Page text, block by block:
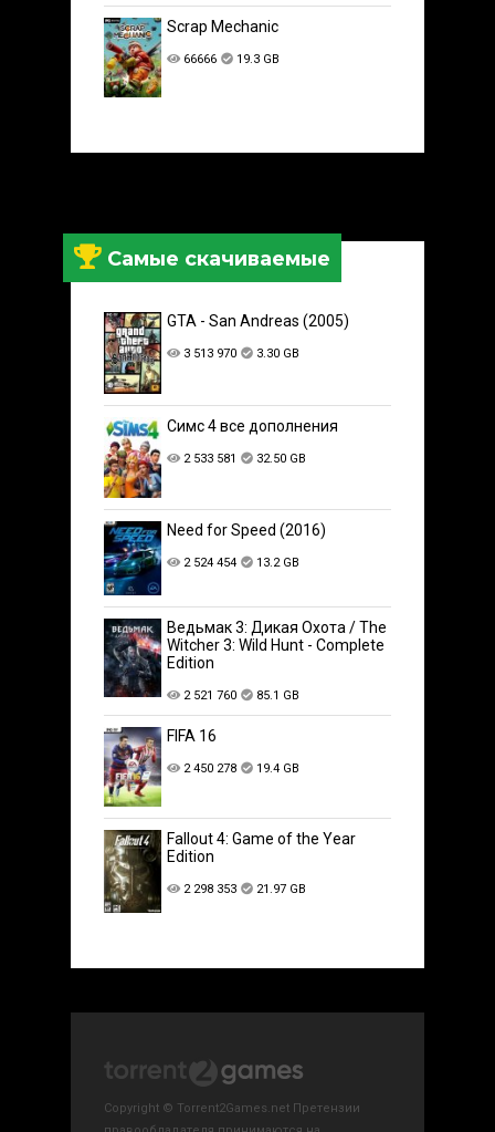
Scrap Mechanic
66666 19.3 GB
Самые скачиваемые
GTA - San Andreas (2005)
3 513 970 3.30 GB
Симс 4 все дополнения
2 533 581 32.50 GB
Need for Speed (2016)
2 524 454 13.2 GB
Ведьмак 3: Дикая Охота / The
Witcher 3: Wild Hunt - Complete
Edition
2 521 760 85.1 GB
FIFA 16
2 450 278 19.4 GB
Fallout 4: Game of the Year
Edition
2 298 353 21.97 GB
Copyright © Torrent2Games.net Претензии